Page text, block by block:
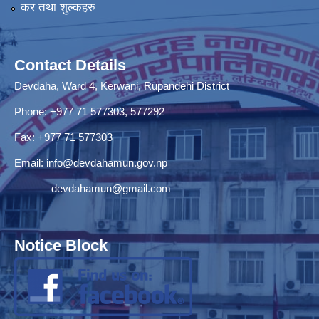
कर तथा शुल्कहरु
Contact Details
Devdaha, Ward 4, Kerwani, Rupandehi District
Phone: +977 71 577303, 577292
Fax: +977 71 577303
Email: info@devdahamun.gov.np
devdahamun@gmail.com
Notice Block